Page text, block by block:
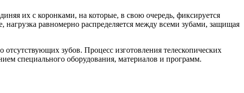
их с коронками, на которые, в свою очередь, фиксируется
равномерно распределяется между всеми зубами, защищая
зубов. Процесс изготовления телескопических
специального оборудования, материалов и программ.